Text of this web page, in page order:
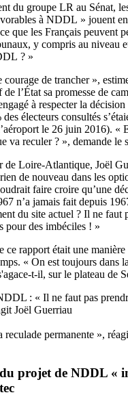
du groupe LR au Sénat,
à NDDL » jouent
que les Français peuvent
y compris au niveau
? »
de trancher »,
l’État sa promesse de
à respecter la
des électeurs consultés
le 26 juin 2016). «
va reculer ? », demande le
de Loire-Atlantique, Joël
de nouveau dans les
faire croire qu’une
n’a jamais fait depuis
du site actuel ? Il ne faut
pour des imbéciles ! »
ce rapport était une
« On est toujours dans
t-il, sur le plateau de
: « Il ne faut pas
Joël Guerriau
reculade permanente »,
projet de NDDL «